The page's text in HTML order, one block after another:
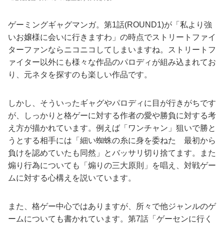
ゲーミングギャグマンガ。第1話(ROUND1)が「私より強
いお嬢様に会いに行きますわ」の時点でストリートファイ
ターファンならニコニコしてしまいますね。ストリートフ
ァイター以外にも様々な作品のパロディが組み込まれてお
り、元ネタを探すのも楽しい作品です。
しかし、そういったギャグやパロディに目が行きがちです
が、しっかりと格ゲーに対する作者の愛や勝負に対する考
え方が描かれています。例えば「ワンチャン」狙いで勝と
うとする相手には「細い蜘蛛の糸に身を委ねた 最初から
負けを認めていたも同然」とバッサリ切り捨てます。また
煽り行為についても「煽りの三大原則」を唱え、対戦ゲー
ムに対する心構えを説いています。
また、格ゲー中心ではありますが、所々で他ジャンルのゲ
ームについても書かれています。第7話「ゲーセンに行く